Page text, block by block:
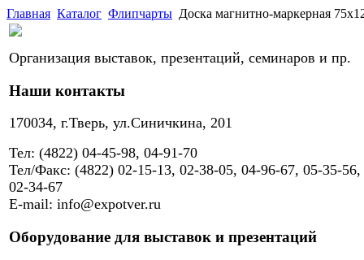
Главная Каталог Флипчарты Доска магнитно-маркерная
Организация выставок, презентаций, семинаров и пр.
Наши контакты
170034, г.Тверь, ул.Синичкина, 201
Тел: (4822) 04-45-98, 04-91-70
Тел/Факс: (4822) 02-15-13, 02-38-05, 04-96-67, 05-35-56,
02-34-67
E-mail: info@expotver.ru
Оборудование для выставок и презентаций